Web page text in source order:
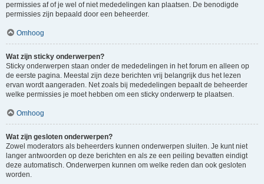
permissies af of je wel of niet mededelingen kan plaatsen. De benodigde
permissies zijn bepaald door een beheerder.
Omhoog
Wat zijn sticky onderwerpen?
Sticky onderwerpen staan onder de mededelingen in het forum en alleen op
de eerste pagina. Meestal zijn deze berichten vrij belangrijk dus het lezen
ervan wordt aangeraden. Net zoals bij mededelingen bepaalt de beheerder
welke permissies je moet hebben om een sticky onderwerp te plaatsen.
Omhoog
Wat zijn gesloten onderwerpen?
Zowel moderators als beheerders kunnen onderwerpen sluiten. Je kunt niet
langer antwoorden op deze berichten en als ze een peiling bevatten eindigt
deze automatisch. Onderwerpen kunnen om welke reden dan ook gesloten
worden.